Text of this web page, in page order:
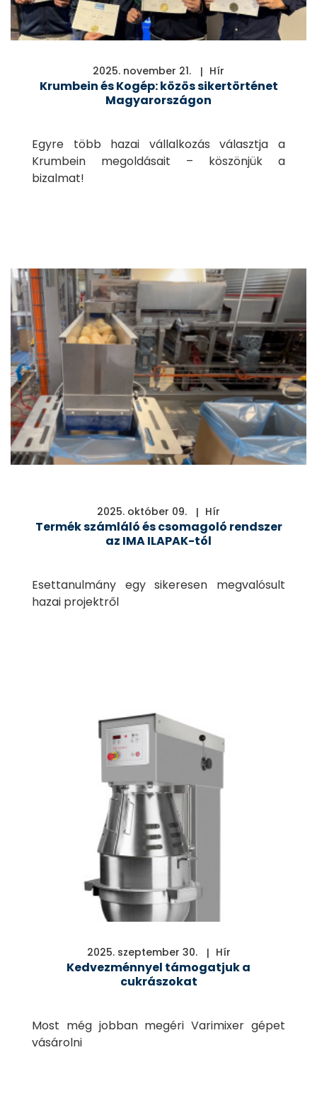
2025. november 21. Hír
Krumbein és Kogép: közös sikertörténet
Magyarországon
Egyre több hazai vállalkozás választja a
Krumbein megoldásait – köszönjük a
bizalmat!
2025. október 09. Hír
Termék számláló és csomagoló rendszer
az IMA ILAPAK-tól
Esettanulmány egy sikeresen megvalósult
hazai projektről
2025. szeptember 30. Hír
Kedvezménnyel támogatjuk a
cukrászokat
Most még jobban megéri Varimixer gépet
vásárolni